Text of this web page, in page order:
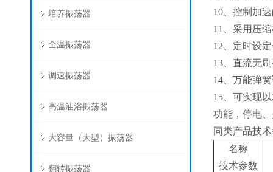
培养振荡器
全温振荡器
调速振荡器
高温油浴振荡器
大容量（大型）振荡器
翻转振荡器
10、控制加
11、采用压
12、定时设
13、直流无
14、万能弹
15、可实现
功能，停电
同类产品技
名称
技术参数